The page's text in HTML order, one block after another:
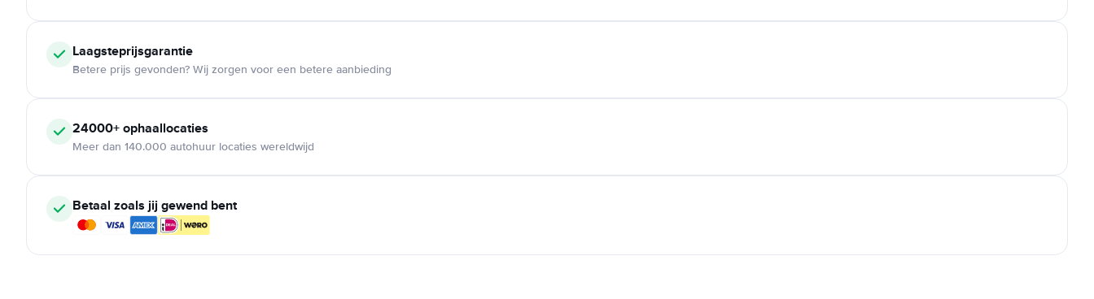
Laagsteprijsgarantie
Betere prijs gevonden? Wij zorgen voor een betere aanbieding
24000+ ophaallocaties
Meer dan 140.000 autohuur locaties wereldwijd
Betaal zoals jij gewend bent